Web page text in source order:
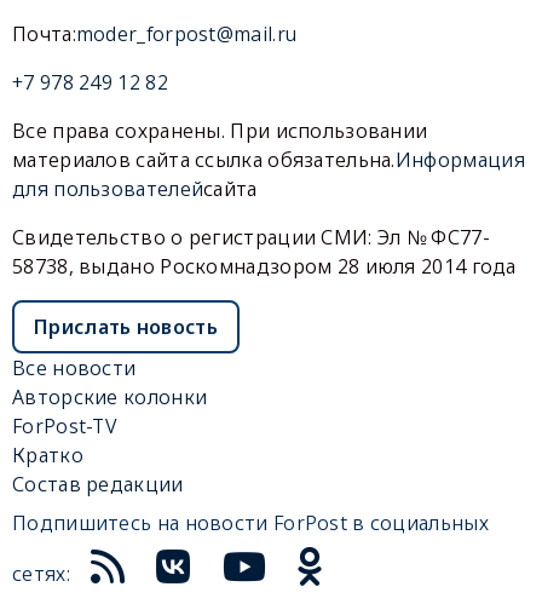
Почта:moder_forpost@mail.ru
+7 978 249 12 82
Все права сохранены. При использовании
материалов сайта ссылка обязательна.Информация
для пользователейсайта
Свидетельство о регистрации СМИ: Эл № ФС77-
58738, выдано Роскомнадзором 28 июля 2014 года
Прислать новость
Все новости
Авторские колонки
ForPost-TV
Кратко
Состав редакции
Подпишитесь на новости ForPost в социальных
сетях: